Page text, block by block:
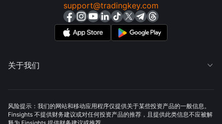
support@tradingkey.com
关于我们 
风险提示：我们的网站和移动应用程序仅提供关于某些投资产品的一般信息。
Finsights 不提供财务建议或对任何投资产品的推荐，且提供此类信息不应被解